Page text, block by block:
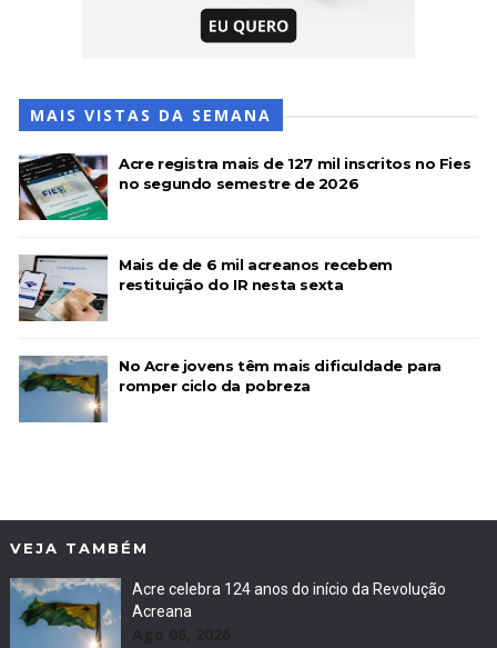
MAIS VISTAS DA SEMANA
Acre registra mais de 127 mil inscritos no Fies
no segundo semestre de 2026
Mais de de 6 mil acreanos recebem
restituição do IR nesta sexta
No Acre jovens têm mais dificuldade para
romper ciclo da pobreza
VEJA TAMBÉM
Acre celebra 124 anos do início da Revolução
Acreana